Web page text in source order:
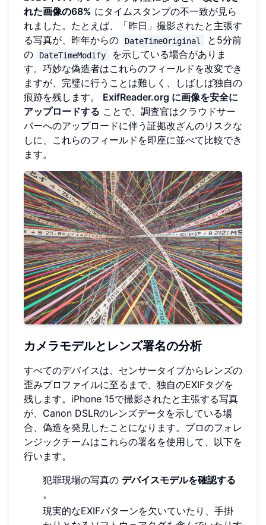
れた画像の68% にタイムスタンプの不一致が見ら
れました。たとえば、「昨日」撮影されたと主張す
る写真が、昨年からの
DateTimeOriginal
と5分前
の
DateTimeModify
を示している場合がありま
す。巧妙な偽造者はこれらのフィールドを改変でき
ますが、完璧に行うことは難しく、しばしば独自の
痕跡を残します。 ExifReader.org に画像を安全に
アップロードする ことで、調査官はクラウドサー
バーへのアップロードに伴う証拠改ざんのリスクな
しに、これらのフィールドを即座に並べて比較でき
ます。
カメラモデルとレンズ署名の分析
すべてのデバイスは、センサータイプからレンズの
歪みプロファイルに至るまで、独自のEXIFタグを
残します。iPhone 15で撮影されたと主張する写真
が、Canon DSLRのレンズデータを示している場
合、偽造を発見したことになります。プロのフォレ
ンジックチームはこれらの署名を使用して、以下を
行います。
犯罪現場の写真の デバイスモデルを確認する
。
現実的なEXIFパターンを欠いていたり、手掛